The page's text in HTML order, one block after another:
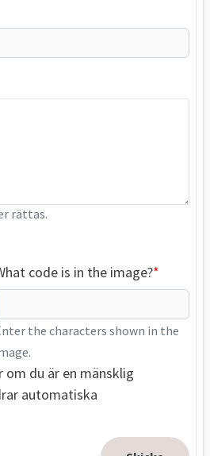
rättas.
code is in the image?
the characters shown in the
om du är en mänsklig
automatiska